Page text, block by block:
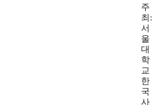
주
최:
서
울
대
학
교
한
국
사